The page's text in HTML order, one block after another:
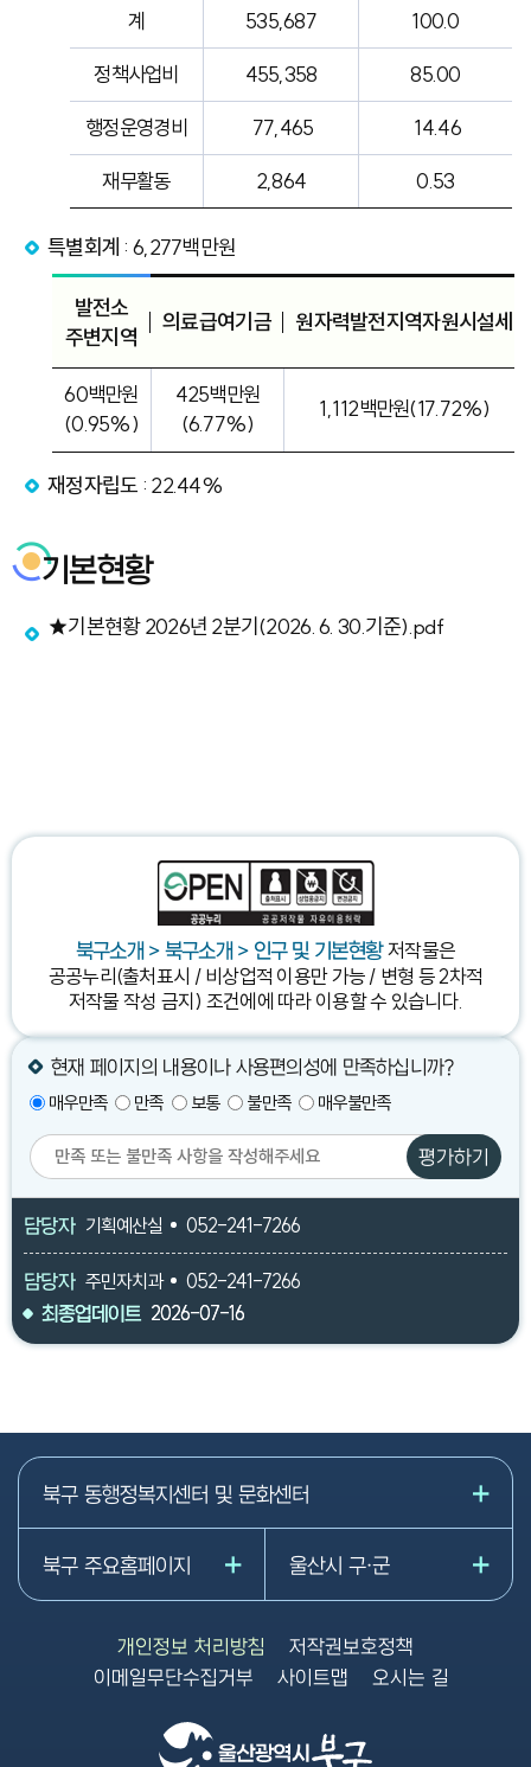
계 535,687 100.0
정책사업비 455,358 85.00
행정운영경비 77,465 14.46
재무활동 2,864 0.53
특별회계 : 6,277백만원
발전소
주변지역
의료급여기금 원자력발전지역자원시설세
60백만원
(0.95%)
425백만원
(6.77%)
1,112백만원(17.72%)
재정자립도 : 22.44%
기본현황
★기본현황 2026년 2분기(2026. 6. 30.기준).pdf
북구소개 > 북구소개 > 인구 및 기본현황 저작물은
공공누리(출처표시 / 비상업적 이용만 가능 / 변형 등 2차적
저작물 작성 금지) 조건에에 따라 이용할 수 있습니다.
현재 페이지의 내용이나 사용편의성에 만족하십니까?
매우만족 만족 보통 불만족 매우불만족
평가하기
담당자 기획예산실 052-241-7266
최종업데이트 2026-07-16
담당자 주민자치과
052-241-7266
최종업데이트 2026-07-16
북구 동행정복지센터 및 문화센터
북구 주요홈페이지 울산시 구·군
개인정보 처리방침
저작권보호정책
이메일무단수집거부
사이트맵 오시는 길